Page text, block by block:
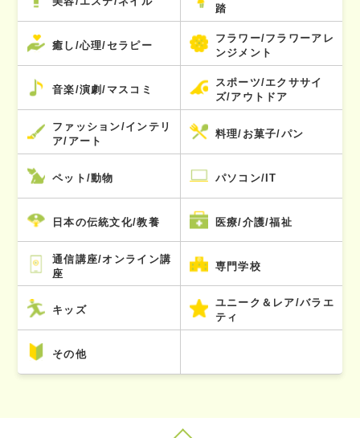
踏
癒し/心理/セラピー
フラワー/フラワーアレ
ンジメント
音楽/演劇/マスコミ
スポーツ/エクササイ
ズ/アウトドア
ファッション/インテリ
ア/アート
料理/お菓子/パン
ペット/動物 パソコン/IT
日本の伝統文化/教養 医療/介護/福祉
通信講座/オンライン講
座
専門学校
キッズ
ユニーク＆レア/バラエ
ティ
その他